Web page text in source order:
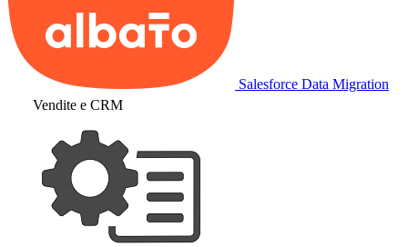
Salesforce Data Migration
Vendite e CRM